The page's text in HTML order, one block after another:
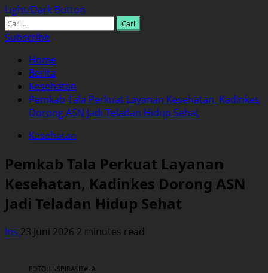
Light/Dark Button
Cari
untuk:
Subscribe
Home
Berita
Kesehatan
Pemkab Tala Perkuat Layanan Kesehatan, Kadinkes
Dorong ASN Jadi Teladan Hidup Sehat
Kesehatan
Pemkab Tala Perkuat Layanan
Kesehatan, Kadinkes Dorong ASN
Jadi Teladan Hidup Sehat
Ins 23 Juni 2026 2 minutes read
FOTO: INSPIRASITALA